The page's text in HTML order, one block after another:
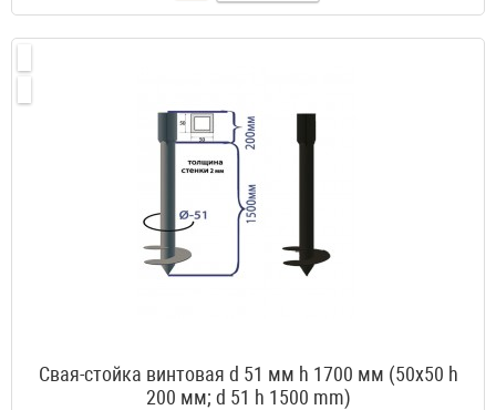
Свая-стойка винтовая d 51 мм h 1700 мм (50х50 h
200 мм; d 51 h 1500 mm)